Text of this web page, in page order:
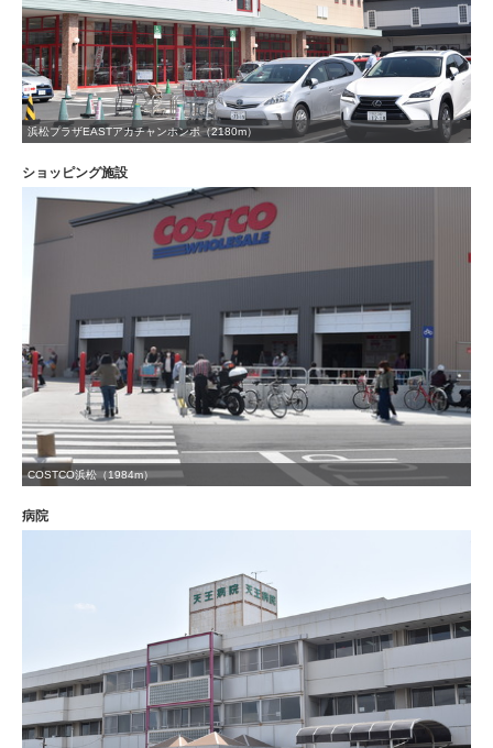
浜松プラザEASTアカチャンホンポ（2180m）
ショッピング施設
COSTCO浜松（1984m）
病院